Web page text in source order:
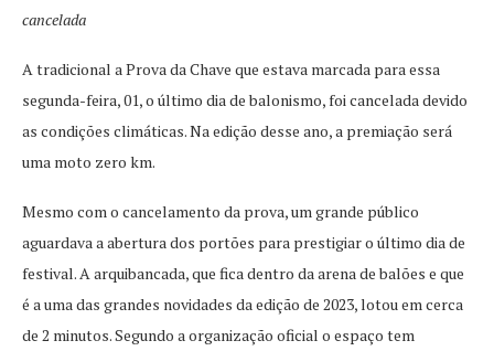
cancelada
A tradicional a Prova da Chave que estava marcada para essa
segunda-feira, 01, o último dia de balonismo, foi cancelada devido
as condições climáticas. Na edição desse ano, a premiação será
uma moto zero km.
Mesmo com o cancelamento da prova, um grande público
aguardava a abertura dos portões para prestigiar o último dia de
festival. A arquibancada, que fica dentro da arena de balões e que
é a uma das grandes novidades da edição de 2023, lotou em cerca
de 2 minutos. Segundo a organização oficial o espaço tem